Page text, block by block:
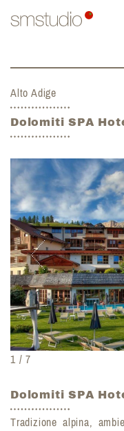
Alto Adige
Dolomiti SPA
1 / 7
Dolomiti SPA
Tradizione alpina,